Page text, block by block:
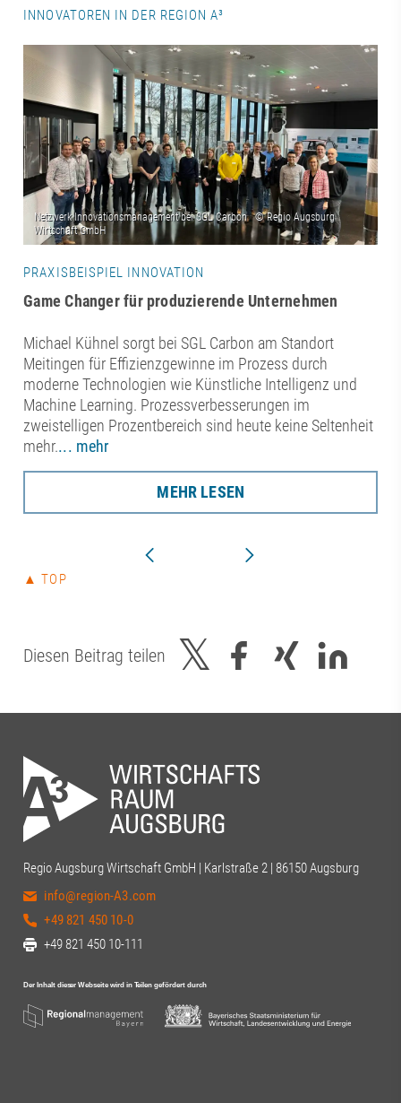
INNOVATOREN IN DER REGION A³
PRAXISBEISPIEL INNOVATION
Game Changer für produzierende Unternehmen
Michael Kühnel sorgt bei SGL Carbon am Standort
Meitingen für Effizienzgewinne im Prozess durch
moderne Technologien wie Künstliche Intelligenz und
Machine Learning. Prozessverbesserungen im
zweistelligen Prozentbereich sind heute keine Seltenheit
mehr.... mehr
MEHR LESEN
▲ TOP
Diesen Beitrag teilen
Regio Augsburg Wirtschaft GmbH | Karlstraße 2 | 86150 Augsburg
info@region-A3.com
+49 821 450 10-0
+49 821 450 10-111